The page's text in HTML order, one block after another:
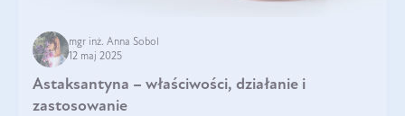
mgr inż. Anna Sobol
12 maj 2025
Astaksantyna – właściwości, działanie i
zastosowanie